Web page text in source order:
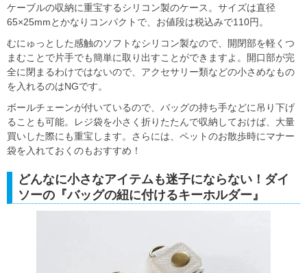
ケーブルの収納に重宝するシリコン製のケース。サイズは直径
65×25mmとかなりコンパクトで、お値段は税込みで110円。
むにゅっとした感触のソフトなシリコン製なので、開閉部を軽くつ
まむことで片手でも簡単に取り出すことができますよ。開口部が完
全に閉まるわけではないので、アクセサリー類などの小さめなもの
を入れるのはNGです。
ボールチェーンが付いているので、バッグの持ち手などに吊り下げ
ることも可能。レジ袋を小さく折りたたんで収納しておけば、大量
買いした際にも重宝します。さらには、ペットのお散歩時にマナー
袋を入れておくのもおすすめ！
どんなに小さなアイテムも迷子にならない！ダイ
ソーの『バッグの紐に付けるキーホルダー』